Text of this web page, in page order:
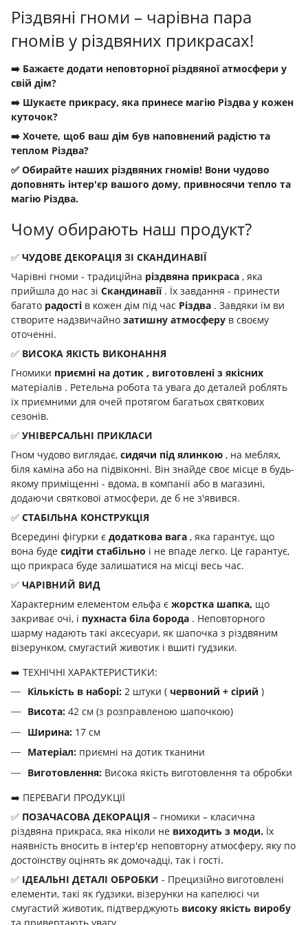
Різдвяні гноми – чарівна пара
гномів у різдвяних прикрасах!
➡️ Бажаєте додати неповторної різдвяної атмосфери у
свій дім?
➡️ Шукаєте прикрасу, яка принесе магію Різдва у кожен
куточок?
➡️ Хочете, щоб ваш дім був наповнений радістю та
теплом Різдва?
✅ Обирайте наших різдвяних гномів! Вони чудово
доповнять інтер'єр вашого дому, привносячи тепло та
магію Різдва.
Чому обирають наш продукт?
✅ ЧУДОВЕ ДЕКОРАЦІЯ ЗІ СКАНДИНАВІЇ
Чарівні гноми - традиційна різдвяна прикраса , яка
прийшла до нас зі Скандинавії. Їх завдання - принести
багато радості в кожен дім під час Різдва . Завдяки їм ви
створите надзвичайно затишну атмосферу в своєму
оточенні.
✅ ВИСОКА ЯКІСТЬ ВИКОНАННЯ
Гномики приємні на дотик , виготовлені з якісних
матеріалів . Ретельна робота та увага до деталей роблять
їх приємними для очей протягом багатьох святкових
сезонів.
✅ УНІВЕРСАЛЬНІ ПРИКЛАСИ
Гном чудово виглядає, сидячи під ялинкою , на меблях,
біля каміна або на підвіконні. Він знайде своє місце в будь-
якому приміщенні - вдома, в компанії або в магазині,
додаючи святкової атмосфери, де б не з'явився.
✅ СТАБІЛЬНА КОНСТРУКЦІЯ
Всередині фігурки є додаткова вага , яка гарантує, що
вона буде сидіти стабільно і не впаде легко. Це гарантує,
що прикраса буде залишатися на місці весь час.
✅ ЧАРІВНИЙ ВИД
Характерним елементом ельфа є жорстка шапка, що
закриває очі, і пухнаста біла борода . Неповторного
шарму надають такі аксесуари, як шапочка з різдвяним
візерунком, смугастий животик і вшиті гудзики.
➡️ ТЕХНІЧНІ ХАРАКТЕРИСТИКИ:
Кількість в наборі: 2 штуки ( червоний + сірий )
Висота: 42 см (з розправленою шапочкою)
Ширина: 17 см
Матеріал: приємні на дотик тканини
Виготовлення: Висока якість виготовлення та обробки
➡️ ПЕРЕВАГИ ПРОДУКЦІЇ
✅ ПОЗАЧАСОВА ДЕКОРАЦІЯ – гномики – класична
різдвяна прикраса, яка ніколи не виходить з моди. Їх
наявність вносить в інтер'єр неповторну атмосферу, яку по
достоїнству оцінять як домочадці, так і гості.
✅ ІДЕАЛЬНІ ДЕТАЛІ ОБРОБКИ - Прецизійно виготовлені
елементи, такі як ґудзики, візерунки на капелюсі чи
смугастий животик, підтверджують високу якість виробу